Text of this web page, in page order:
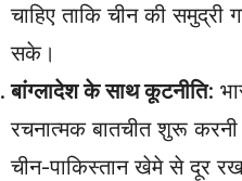
चाहिए ताकि चीन की समुद्री
सके।
बांग्लादेश के साथ कूटनीति:
रचनात्मक बातचीत शुरू करनी
चीन-पाकिस्तान खेमे से दूर